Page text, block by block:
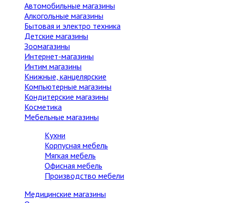
Автомобильные магазины
Алкогольные магазины
Бытовая и электро техника
Детские магазины
Зоомагазины
Интернет-магазины
Интим магазины
Книжные, канцелярские
Компьютерные магазины
Кондитерские магазины
Косметика
Мебельные магазины
Кухни
Корпусная мебель
Мягкая мебель
Офисная мебель
Производство мебели
Медицинские магазины